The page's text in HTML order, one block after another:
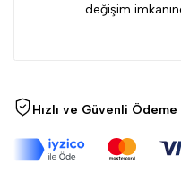
değişim
Hızlı ve Güvenli